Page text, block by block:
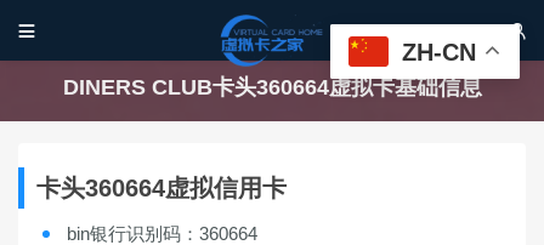
 
DINERS CLUB卡头360664虚拟卡基础信息
卡头360664虚拟信用卡
bin银行识别码：360664
ZH-CN